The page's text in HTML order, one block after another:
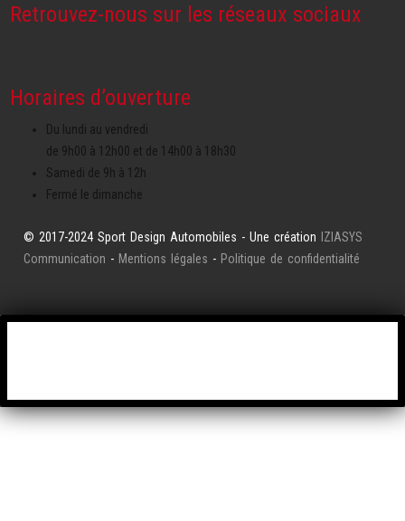
Retrouvez-nous sur les réseaux sociaux
Horaires d’ouverture
Du lundi au vendredi
de 9h00 à 12h00 et de 14h00 à 18h30
Samedi de 9h à 12h
Fermé le dimanche
© 2017-2024 Sport Design Automobiles - Une création IZIASYS
Communication - Mentions légales - Politique de confidentialité